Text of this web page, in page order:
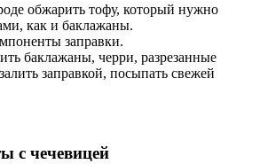
обжарить тофу, который нужно
как и баклажаны.
заправки.
баклажаны, черри, разрезанные
заправкой, посыпать свежей
с чечевицей